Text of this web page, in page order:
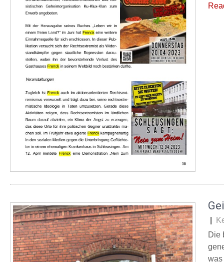
Die
was